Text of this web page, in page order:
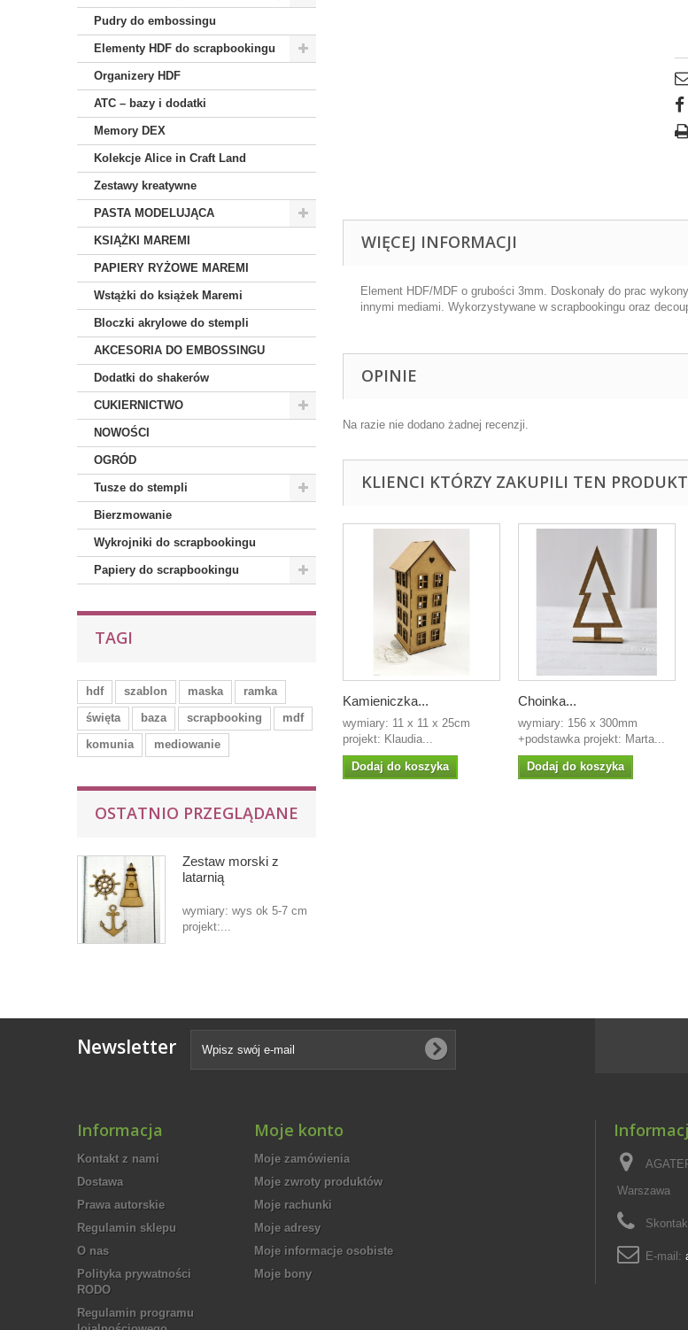
Pudry do embossingu
Elementy HDF do scrapbookingu
Organizery HDF
ATC – bazy i dodatki
Memory DEX
Kolekcje Alice in Craft Land
Zestawy kreatywne
PASTA MODELUJĄCA
KSIĄŻKI MAREMI
PAPIERY RYŻOWE MAREMI
Wstążki do książek Maremi
Bloczki akrylowe do stempli
AKCESORIA DO EMBOSSINGU
Dodatki do shakerów
CUKIERNICTWO
NOWOŚCI
OGRÓD
Tusze do stempli
Bierzmowanie
Wykrojniki do scrapbookingu
Papiery do scrapbookingu
TAGI
hdf szablon maska
ramka
święta
baza scrapbooking
mdf
komunia
mediowanie
OSTATNIO PRZEGLĄDANE
Zestaw morski z
latarnią
wymiary: wys ok 5-7 cm
projekt:...
WIĘCEJ INFORMACJI
Element HDF/MDF o grubości 3mm. Doskonały do prac
innymi mediami. Wykorzystywane w scrapbookingu oraz
OPINIE
Na razie nie dodano żadnej recenzji.
KLIENCI KTÓRZY ZAKUPILI TEN
Kamieniczka...
wymiary: 11 x 11 x 25cm
projekt: Klaudia...
Dodaj do koszyka
Choinka...
wymiary: 156 x 300mm
+podstawka projekt: Marta...
Dodaj do koszyka
Newsletter
Informacja
Kontakt z nami
Dostawa
Prawa autorskie
Regulamin sklepu
O nas
Polityka prywatności
RODO
Regulamin programu
Moje konto
Moje zamówienia
Moje zwroty produktów
Moje rachunki
Moje adresy
Moje informacje osobiste
Moje bony
Warszawa
E-mail: